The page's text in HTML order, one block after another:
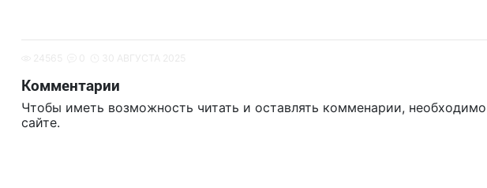
Комментарии
Чтобы иметь возможность читать и оставлять комменарии, необходимо
сайте.